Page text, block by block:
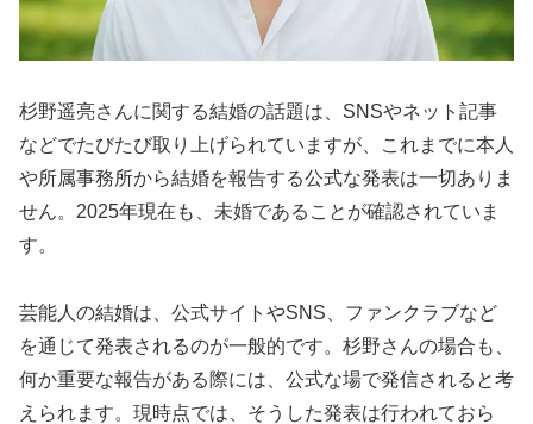
杉野遥亮さんに関する結婚の話題は、SNSやネット記事
などでたびたび取り上げられていますが、これまでに本人
や所属事務所から結婚を報告する公式な発表は一切ありま
せん。2025年現在も、未婚であることが確認されていま
す。
芸能人の結婚は、公式サイトやSNS、ファンクラブなど
を通じて発表されるのが一般的です。杉野さんの場合も、
何か重要な報告がある際には、公式な場で発信されると考
えられます。現時点では、そうした発表は行われておら